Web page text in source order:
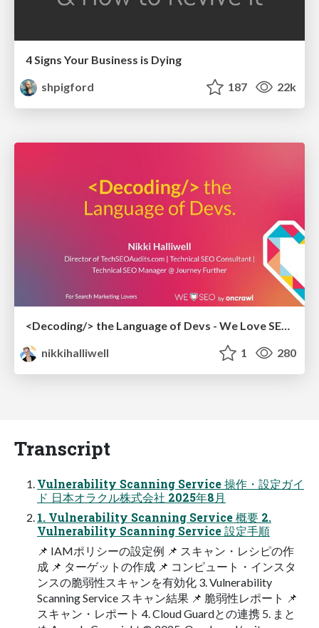
4 Signs Your Business is Dying
shpigford
187 22k
nikkihalliwell
1 280
Transcript
Vulnerability Scanning Service 操作・設定ガイ
ド 日本オラクル株式会社 2025年8月
1. Vulnerability Scanning Service 概要 2.
Vulnerability Scanning Service 設定手順
📌 IAMポリシーの設定例 📌 スキャン・レシピの作
成 📌 ターゲットの作成 📌 コンピュート・インスタ
ンスの脆弱性スキャンを有効化 3. Vulnerability
Scanning Service スキャン結果 📌 脆弱性レポート 📌
スキャン・レポート 4. Cloud Guardとの連携 5. まと